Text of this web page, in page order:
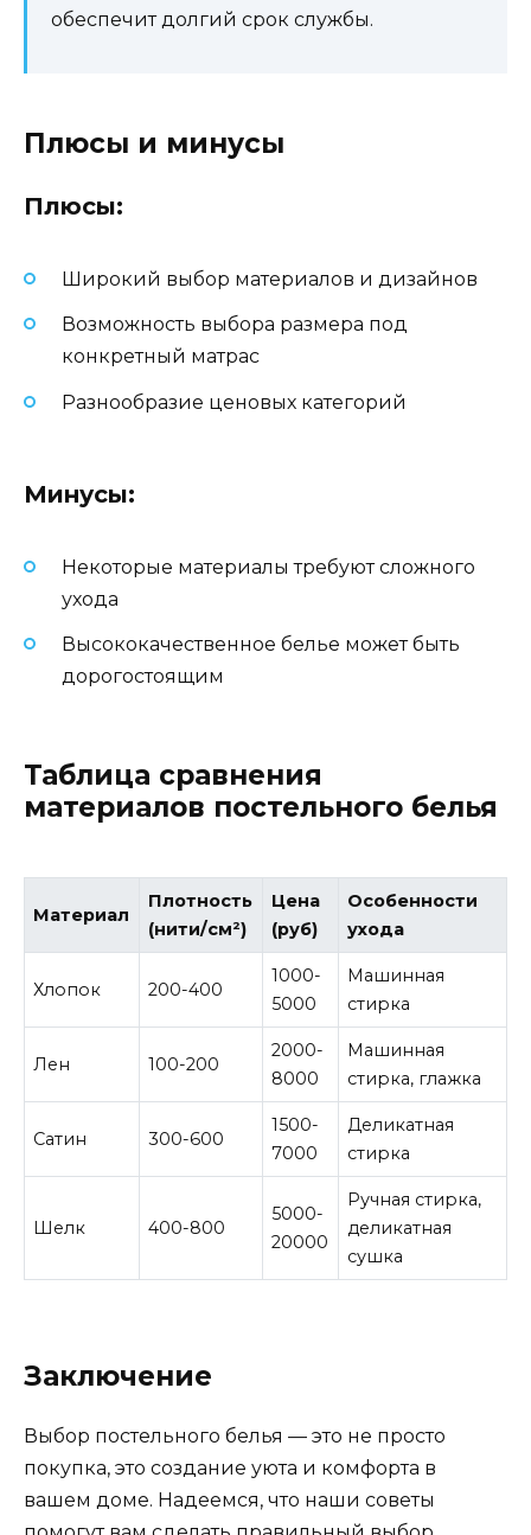
обеспечит долгий срок службы.
Плюсы и минусы
Плюсы:
Широкий выбор материалов и дизайнов
Возможность выбора размера под
конкретный матрас
Разнообразие ценовых категорий
Минусы:
Некоторые материалы требуют сложного
ухода
Высококачественное белье может быть
дорогостоящим
Таблица сравнения
материалов постельного белья
Материал
Плотность
(нити/см²)
Цена
(руб)
Особенности
ухода
Хлопок 200-400
1000-
5000
Машинная
стирка
Лен 100-200
2000-
8000
Машинная
стирка, глажка
Сатин 300-600
1500-
7000
Деликатная
стирка
Шелк 400-800
5000-
20000
Ручная стирка,
деликатная
сушка
Заключение
Выбор постельного белья — это не просто
покупка, это создание уюта и комфорта в
вашем доме. Надеемся, что наши советы